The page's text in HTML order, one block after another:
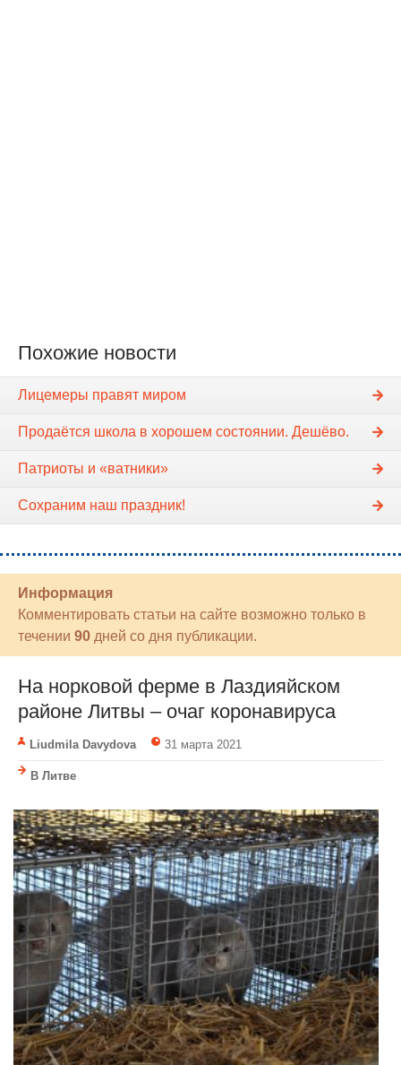
Похожие новости
Лицемеры правят миром
Продаётся школа в хорошем состоянии. Дешёво.
Патриоты и «ватники»
Сохраним наш праздник!
Информация
Комментировать статьи на сайте возможно только в
течении 90 дней со дня публикации.
На норковой ферме в Лаздияйском
районе Литвы – очаг коронавируса
Liudmila Davydova 31 марта 2021
В Литве